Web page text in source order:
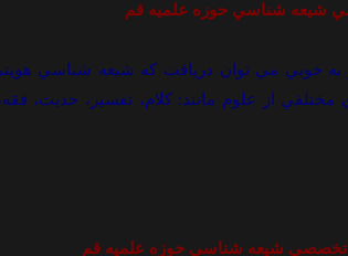
به خوبي مي توان دريافت که شيعه شناسي
از علوم مانند: کلام، تفسير، حديث، فقه،